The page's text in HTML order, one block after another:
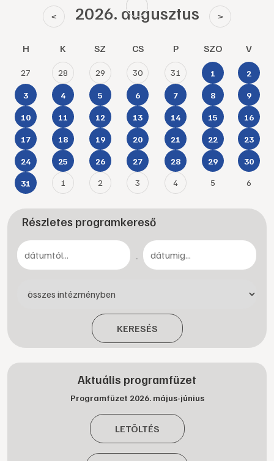
< 2026. augusztus >
H K SZ CS P SZO V
27 28 29 30 31 1 2
3 4 5 6 7 8 9
10 11 12 13 14 15 16
17 18 19 20 21 22 23
24 25 26 27 28 29 30
31 1 2 3 4 5 6
Részletes programkereső
-
KERESÉS
Aktuális programfüzet
Programfüzet 2026. május-június
LETÖLTÉS